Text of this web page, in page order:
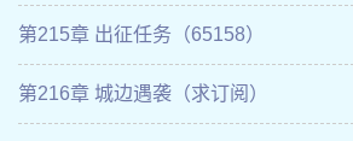
第215章 出征任务（65158）
第216章 城边遇袭（求订阅）